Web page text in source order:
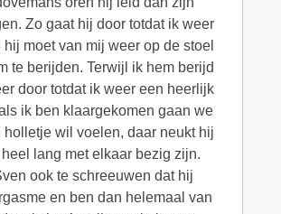
Zo gaat hij door totdat ik weer
moet van mij weer op de stoel
te berijden. Terwijl ik hem berijd
door totdat ik weer een heerlijk
ik ben klaargekomen gaan we
wil voelen, daar neukt hij
lang met elkaar bezig zijn.
ook te schreeuwen dat hij
en ben dan helemaal van